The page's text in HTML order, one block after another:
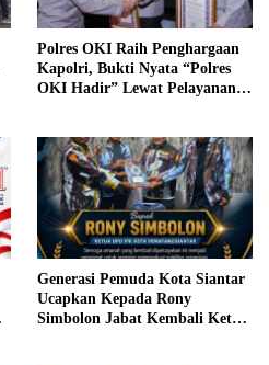
Polres OKI Raih Penghargaan
Kapolri, Bukti Nyata “Polres
OKI Hadir” Lewat Pelayanan
Generasi Pemuda Kota Siantar
Ucapkan Kepada Rony
Simbolon Jabat Kembali Ketua